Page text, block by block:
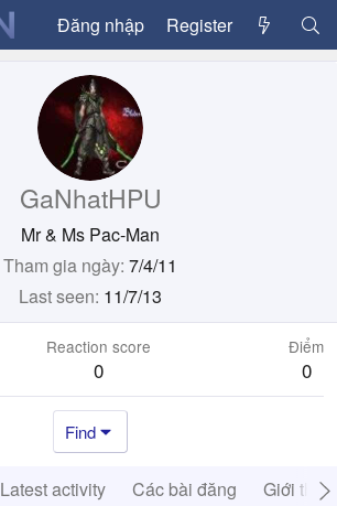
Đăng nhập Register
GaNhatHPU
Mr & Ms Pac-Man
Tham gia ngày 7/4/11
Last seen 11/7/13
Reaction score
0
Điểm
0
Find
Latest activity Các bài đăng Giới thiệu